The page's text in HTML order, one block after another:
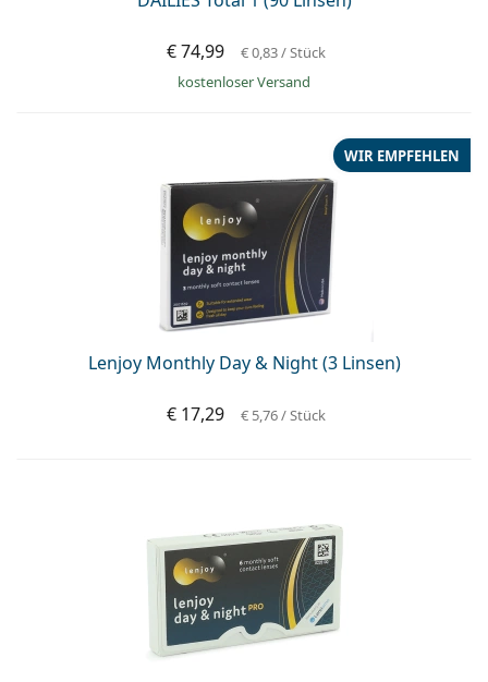
€ 74,99 € 0,83/ Stück
kostenloser Versand
Lenjoy Monthly Day & Night (3 Linsen)
WIR EMPFEHLEN
€ 17,29 € 5,76/ Stück